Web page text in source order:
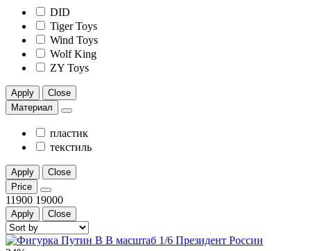
DID
Tiger Toys
Wind Toys
Wolf King
ZY Toys
Apply
Close
Материал
пластик
текстиль
Apply
Close
Price
11900 19000
Apply Close